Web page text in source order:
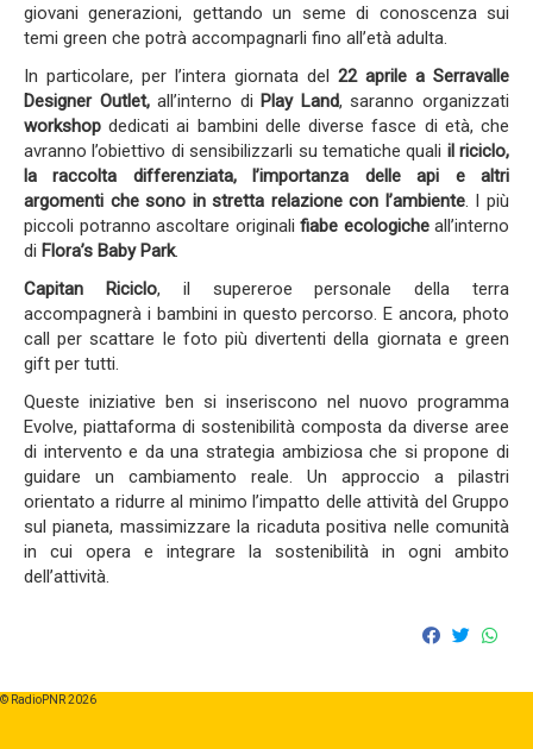
giovani generazioni, gettando un seme di conoscenza sui
temi green che potrà accompagnarli fino all’età adulta.
In particolare, per l’intera giornata del 22 aprile a Serravalle
Designer Outlet,all’interno di Play Land, saranno organizzati
workshop dedicati ai bambini delle diverse fasce di età, che
avranno l’obiettivo di sensibilizzarli su tematiche quali il riciclo,
la raccolta differenziata, l’importanza delle api e altri
argomenti che sono in stretta relazione con l’ambiente. I più
piccoli potranno ascoltare originali fiabe ecologicheall’interno
di Flora’s Baby Park.
Capitan Riciclo, il supereroe personale della terra
accompagnerà i bambini in questo percorso. E ancora, photo
call per scattare le foto più divertenti della giornata e green
gift per tutti.
Queste iniziative ben si inseriscono nel nuovo programma
Evolve, piattaforma di sostenibilità composta da diverse aree
di intervento e da una strategia ambiziosa che si propone di
guidare un cambiamento reale. Un approccio a pilastri
orientato a ridurre al minimo l’impatto delle attività del Gruppo
sul pianeta, massimizzare la ricaduta positiva nelle comunità
in cui opera e integrare la sostenibilità in ogni ambito
dell’attività.
© RadioPNR 2026